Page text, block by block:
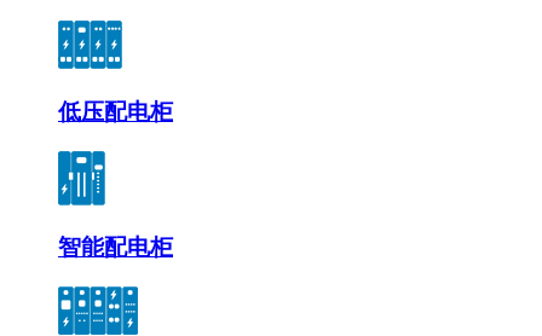
低压配电柜
智能配电柜